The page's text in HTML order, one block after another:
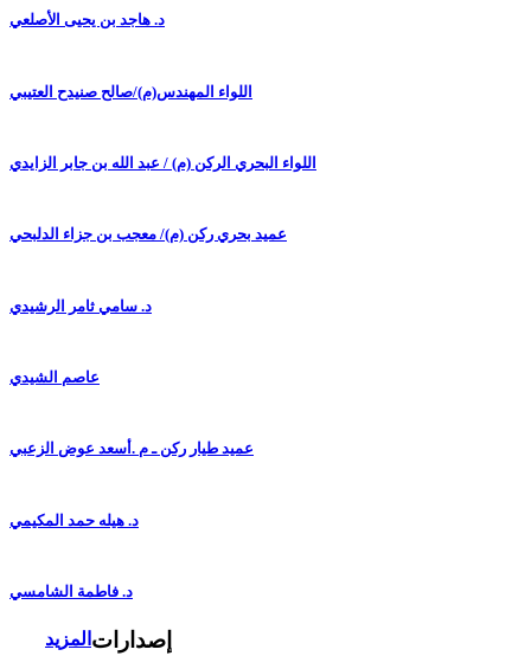
د. هاجد بن يحيى الأصلعي
اللواء المهندس(م)/صالح صنيدح العتيبي
اللواء البحري الركن (م) / عبد الله بن جابر الزايدي
عميد بحري ركن (م)/ معجب بن جزاء الدلبحي
د. سامي ثامر الرشيدي
عاصم الشيدي
عميد طيار ركن ـ م .أسعد عوض الزعبي
د. هيله حمد المكيمي
د. فاطمة الشامسي
المزيد إصدارات